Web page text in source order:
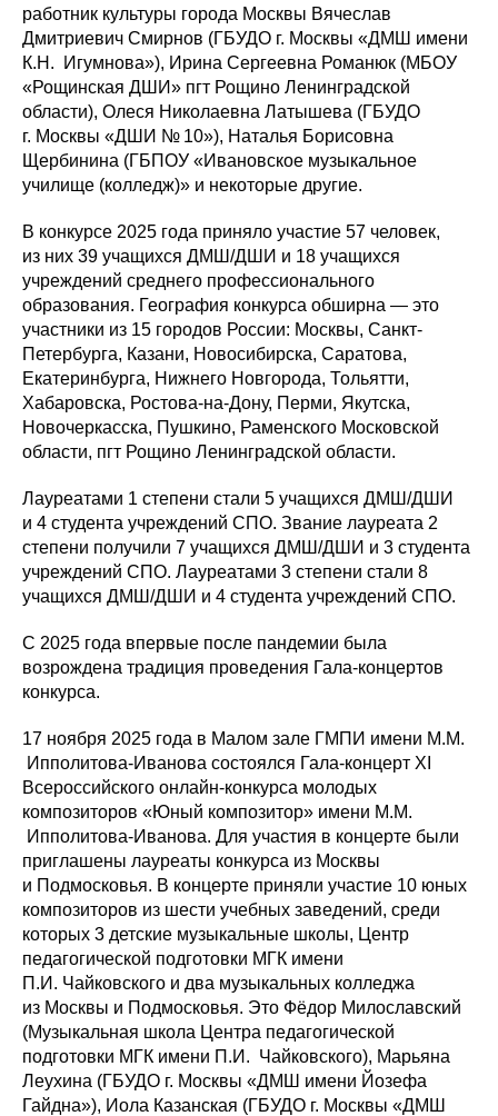
работник культуры города Москвы Вячеслав
Дмитриевич Смирнов (ГБУДО г. Москвы «ДМШ имени
К.Н. Игумнова»), Ирина Сергеевна Романюк (МБОУ
«Рощинская ДШИ» пгт Рощино Ленинградской
области), Олеся Николаевна Латышева (ГБУДО
г. Москвы «ДШИ № 10»), Наталья Борисовна
Щербинина (ГБПОУ «Ивановское музыкальное
училище (колледж)» и некоторые другие.
В конкурсе 2025 года приняло участие 57 человек,
из них 39 учащихся ДМШ/ДШИ и 18 учащихся
учреждений среднего профессионального
образования. География конкурса обширна — это
участники из 15 городов России: Москвы, Санкт-
Петербурга, Казани, Новосибирска, Саратова,
Екатеринбурга, Нижнего Новгорода, Тольятти,
Хабаровска, Ростова-на-Дону, Перми, Якутска,
Новочеркасска, Пушкино, Раменского Московской
области, пгт Рощино Ленинградской области.
Лауреатами 1 степени стали 5 учащихся ДМШ/ДШИ
и 4 студента учреждений СПО. Звание лауреата 2
степени получили 7 учащихся ДМШ/ДШИ и 3 студента
учреждений СПО. Лауреатами 3 степени стали 8
учащихся ДМШ/ДШИ и 4 студента учреждений СПО.
С 2025 года впервые после пандемии была
возрождена традиция проведения Гала-концертов
конкурса.
17 ноября 2025 года в Малом зале ГМПИ имени М.М.
Ипполитова-Иванова состоялся Гала-концерт XI
Всероссийского онлайн-конкурса молодых
композиторов «Юный композитор» имени М.М.
Ипполитова-Иванова. Для участия в концерте были
приглашены лауреаты конкурса из Москвы
и Подмосковья. В концерте приняли участие 10 юных
композиторов из шести учебных заведений, среди
которых 3 детские музыкальные школы, Центр
педагогической подготовки МГК имени
П.И. Чайковского и два музыкальных колледжа
из Москвы и Подмосковья. Это Фёдор Милославский
(Музыкальная школа Центра педагогической
подготовки МГК имени П.И. Чайковского), Марьяна
Леухина (ГБУДО г. Москвы «ДМШ имени Йозефа
Гайдна»), Иола Казанская (ГБУДО г. Москвы «ДМШ